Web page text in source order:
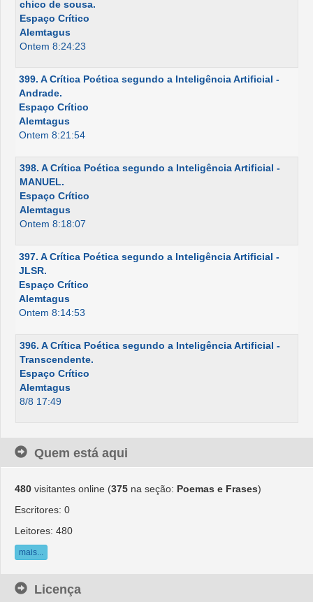
chico de sousa.
Espaço Crítico
Alemtagus
Ontem 8:24:23
399. A Crítica Poética segundo a Inteligência Artificial -
Andrade.
Espaço Crítico
Alemtagus
Ontem 8:21:54
398. A Crítica Poética segundo a Inteligência Artificial -
MANUEL.
Espaço Crítico
Alemtagus
Ontem 8:18:07
397. A Crítica Poética segundo a Inteligência Artificial -
JLSR.
Espaço Crítico
Alemtagus
Ontem 8:14:53
396. A Crítica Poética segundo a Inteligência Artificial -
Transcendente.
Espaço Crítico
Alemtagus
8/8 17:49
Quem está aqui
480 visitantes online (375 na seção: Poemas e Frases)
Escritores: 0
Leitores: 480
mais...
Licença